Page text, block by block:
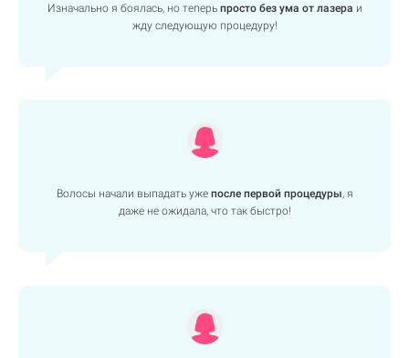
Изначально я боялась, но теперь просто без ума от лазера и
жду следующую процедуру!
Волосы начали выпадать уже после первой процедуры, я
даже не ожидала, что так быстро!